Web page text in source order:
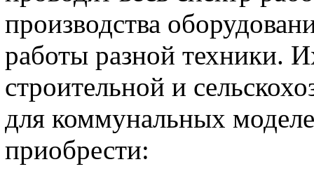
производства
работы разной техники.
строительной и
для коммунальных
приобрести: